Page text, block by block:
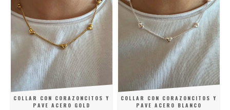
COLLAR CON CORAZONCITOS Y
PAVE ACERO GOLD
COLLAR CON CORAZONCITOS Y
PAVE ACERO BLANCO